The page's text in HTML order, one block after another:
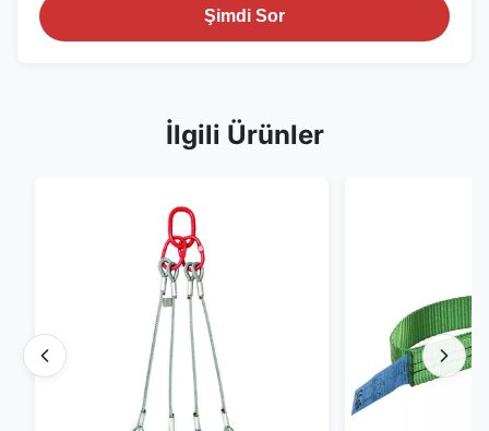
Şimdi Sor
İlgili Ürünler